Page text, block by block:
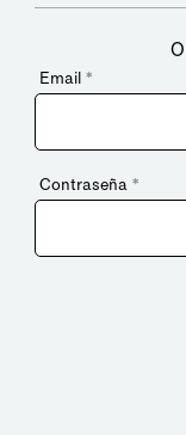
Email *
Contraseña *